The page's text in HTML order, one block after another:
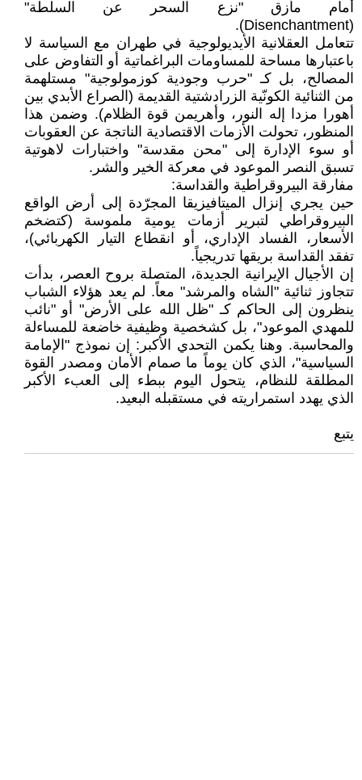
أمام مأزق "نزع السحر عن السلطة"
(Disenchantment).
تتعامل العقلانية الأيديولوجية في طهران مع السياسة لا
باعتبارها مساحة للمساومات البراغماتية أو التفاوض على
المصالح، بل كـ "حرب وجودية كوزمولوجية" مستلهمة
من الثنائية الكونّية الزرادشتية القديمة (الصراع الأبدي بين
أهورا مزدا إله النور، وأهريمن قوة الظلام). وضمن هذا
المنظور، تحولت الأزمات الاقتصادية الناتجة عن العقوبات
أو سوء الإدارة إلى "محن مقدسة" واختبارات لاهوتية
تسبق النصر الموعود في معركة الخير والشر.
مفارقة البيروقراطية والقداسة:
حين يجري إنزال الميتافيزيقا المجرّدة إلى أرض الواقع
البيروقراطي لتبرير أزمات يومية ملموسة (كتضخم
الأسعار، الفساد الإداري، أو انقطاع التيار الكهربائي)،
تفقد القداسة بريقها تدريجياً.
إن الأجيال الإيرانية الجديدة، المتصلة بروح العصر، بدأت
تتجاوز ثنائية "الشاه والمرشد" معاً. لم يعد هؤلاء الشباب
ينظرون إلى الحاكم كـ "ظل الله على الأرض" أو "نائب
للمهدي الموعود"، بل كشخصية وظيفية خاضعة للمساءلة
والمحاسبة. وهنا يكمن التحدي الأكبر: إن نموذج "الإمامة
السياسية"، الذي كان يوماً ما صمام الأمان ومصدر القوة
المطلقة للنظام، يتحول اليوم ببطء إلى العبء الأكبر
الذي يهدد استمراريته في مستقبله البعيد.
يتبع